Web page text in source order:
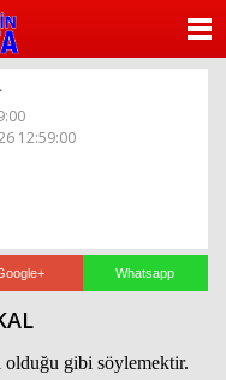
12:59:00
Whatsapp
olduğu gibi söylemektir.
YAZARLAR